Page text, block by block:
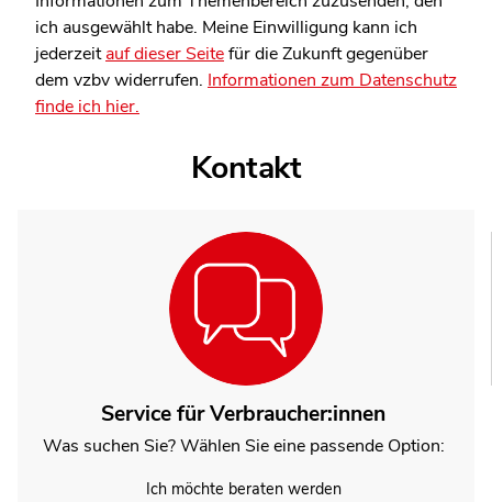
ich ausgewählt habe. Meine Einwilligung kann ich
jederzeitauf dieser Seitefür die Zukunft gegenüber
dem vzbv widerrufen. Informationen zum Datenschutz
finde ich hier.
Kontakt
Service für Verbraucher:innen
Was suchen Sie? Wählen Sie eine passende Option:
Ich möchte beraten werden